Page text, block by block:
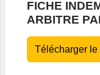
FICHE
ARBITRE
Télécharger